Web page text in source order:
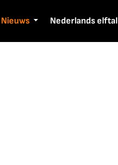
Nieuws Nederlands elftal